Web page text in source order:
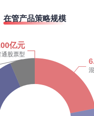
在管产品策略规模